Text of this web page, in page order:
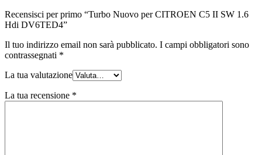
Recensisci per primo “Turbo Nuovo per CITROEN C5 II SW 1.6
Hdi DV6TED4”
Il tuo indirizzo email non sarà pubblicato. I campi obbligatori sono
contrassegnati *
La tua valutazione
La tua recensione *